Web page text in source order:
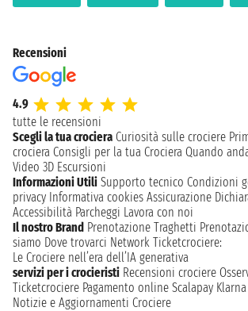
Recensioni
4.9
tutte le recensioni
Scegli la tua crociera Curiosità sulle crociere
crociera Consigli per la tua Crociera Quando
Video 3D Escursioni
Informazioni Utili Supporto tecnico Condizioni
privacy Informativa cookies Assicurazione
Accessibilità Parcheggi Lavora con noi
Il nostro Brand Prenotazione Traghetti
siamo Dove trovarci Network Ticketcrociere:
Le Crociere nell’era dell’IA generativa
servizi per i crocieristi Recensioni crociere
Ticketcrociere Pagamento online Scalapay Klarna
Notizie e Aggiornamenti Crociere